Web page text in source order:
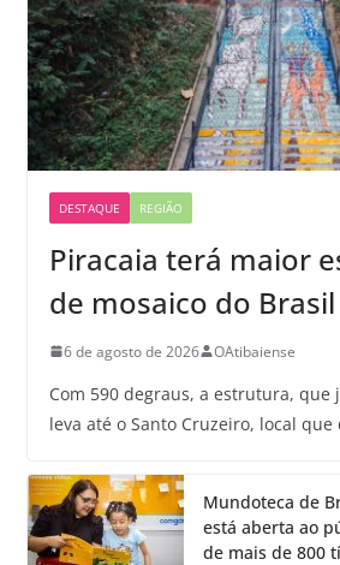
DESTAQUE REGIÃO
Piracaia terá maior
de mosaico do Brasil
6 de agosto de 2026 OAtibaiense
Com 590 degraus, a estrutura, que
leva até o Santo Cruzeiro, local que
Mundoteca de
está aberta ao
de mais de 800